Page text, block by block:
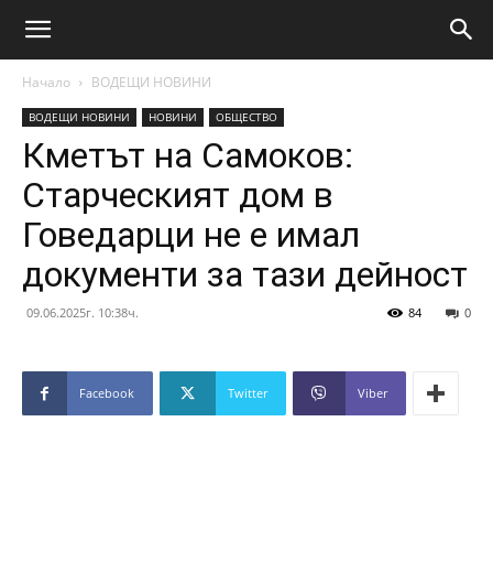
Начало ВОДЕЩИ НОВИНИ
ВОДЕЩИ НОВИНИ НОВИНИ ОБЩЕСТВО
Кметът на Самоков:
Старческият дом в
Говедарци не е имал
документи за тази дейност
09.06.2025г. 10:38ч. 0
84
Facebook Twitter Viber